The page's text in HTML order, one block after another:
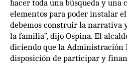
hacer toda una búsqueda y una
elementos para poder instalar
debemos construir la narrativa
la familia”, dijo Ospina. El
diciendo que la
disposición de participar y